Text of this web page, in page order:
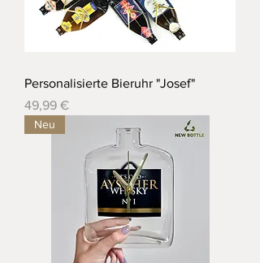
Personalisierte Bieruhr "Josef"
Preis
49,99 €
Neu